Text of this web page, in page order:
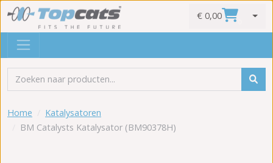
€ 0,00
Home
Katalysatoren
BM Catalysts Katalysator (BM90378H)